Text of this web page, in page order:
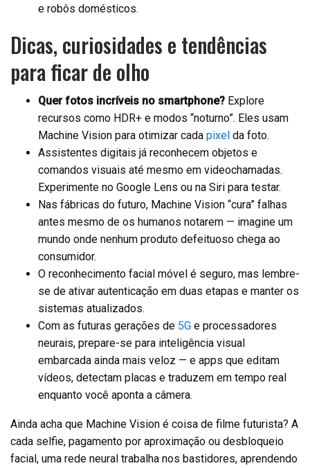
e robôs domésticos.
Dicas, curiosidades e tendências
para ficar de olho
Quer fotos incríveis no smartphone? Explore
recursos como HDR+ e modos “noturno”. Eles usam
Machine Vision para otimizar cada pixel da foto.
Assistentes digitais já reconhecem objetos e
comandos visuais até mesmo em videochamadas.
Experimente no Google Lens ou na Siri para testar.
Nas fábricas do futuro, Machine Vision “cura” falhas
antes mesmo de os humanos notarem — imagine um
mundo onde nenhum produto defeituoso chega ao
consumidor.
O reconhecimento facial móvel é seguro, mas lembre-
se de ativar autenticação em duas etapas e manter os
sistemas atualizados.
Com as futuras gerações de 5G e processadores
neurais, prepare-se para inteligência visual
embarcada ainda mais veloz — e apps que editam
vídeos, detectam placas e traduzem em tempo real
enquanto você aponta a câmera.
Ainda acha que Machine Vision é coisa de filme futurista? A
cada selfie, pagamento por aproximação ou desbloqueio
facial, uma rede neural trabalha nos bastidores, aprendendo